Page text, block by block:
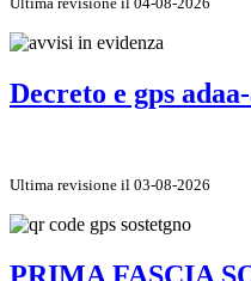
Decreto e gps
Ultima revisione il 03-08-2026